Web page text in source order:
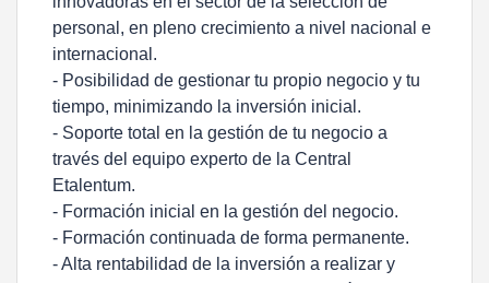
personal, en pleno crecimiento a nivel nacional e
internacional.
- Posibilidad de gestionar tu propio negocio y tu
tiempo, minimizando la inversión inicial.
- Soporte total en la gestión de tu negocio a
través del equipo experto de la Central
Etalentum.
- Formación inicial en la gestión del negocio.
- Formación continuada de forma permanente.
- Alta rentabilidad de la inversión a realizar y